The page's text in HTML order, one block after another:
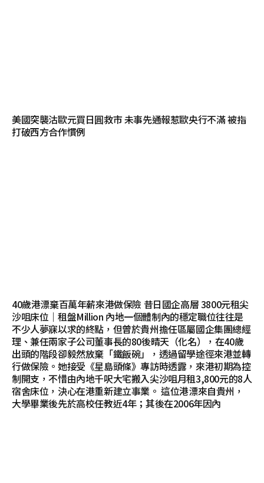
美國突襲沽歐元買日圓救市 未事先通報惹歐央行不滿 被指
打破西方合作慣例
40歲港漂棄百萬年薪來港做保險 昔日國企高層 3800元租尖
沙咀床位｜租盤Million 內地一個體制內的穩定職位往往是
不少人夢寐以求的終點，但曾於貴州擔任區屬國企集團總經
理、兼任兩家子公司董事長的80後晴天（化名），在40歲
出頭的階段卻毅然放棄「鐵飯碗」，透過留學途徑來港並轉
行做保險。她接受《星島頭條》專訪時透露，來港初期為控
制開支，不惜由內地千呎大宅搬入尖沙咀月租3,800元的8人
宿舍床位，決心在港重新建立事業。 這位港漂來自貴州，
大學畢業後先於高校任教近4年；其後在2006年因內